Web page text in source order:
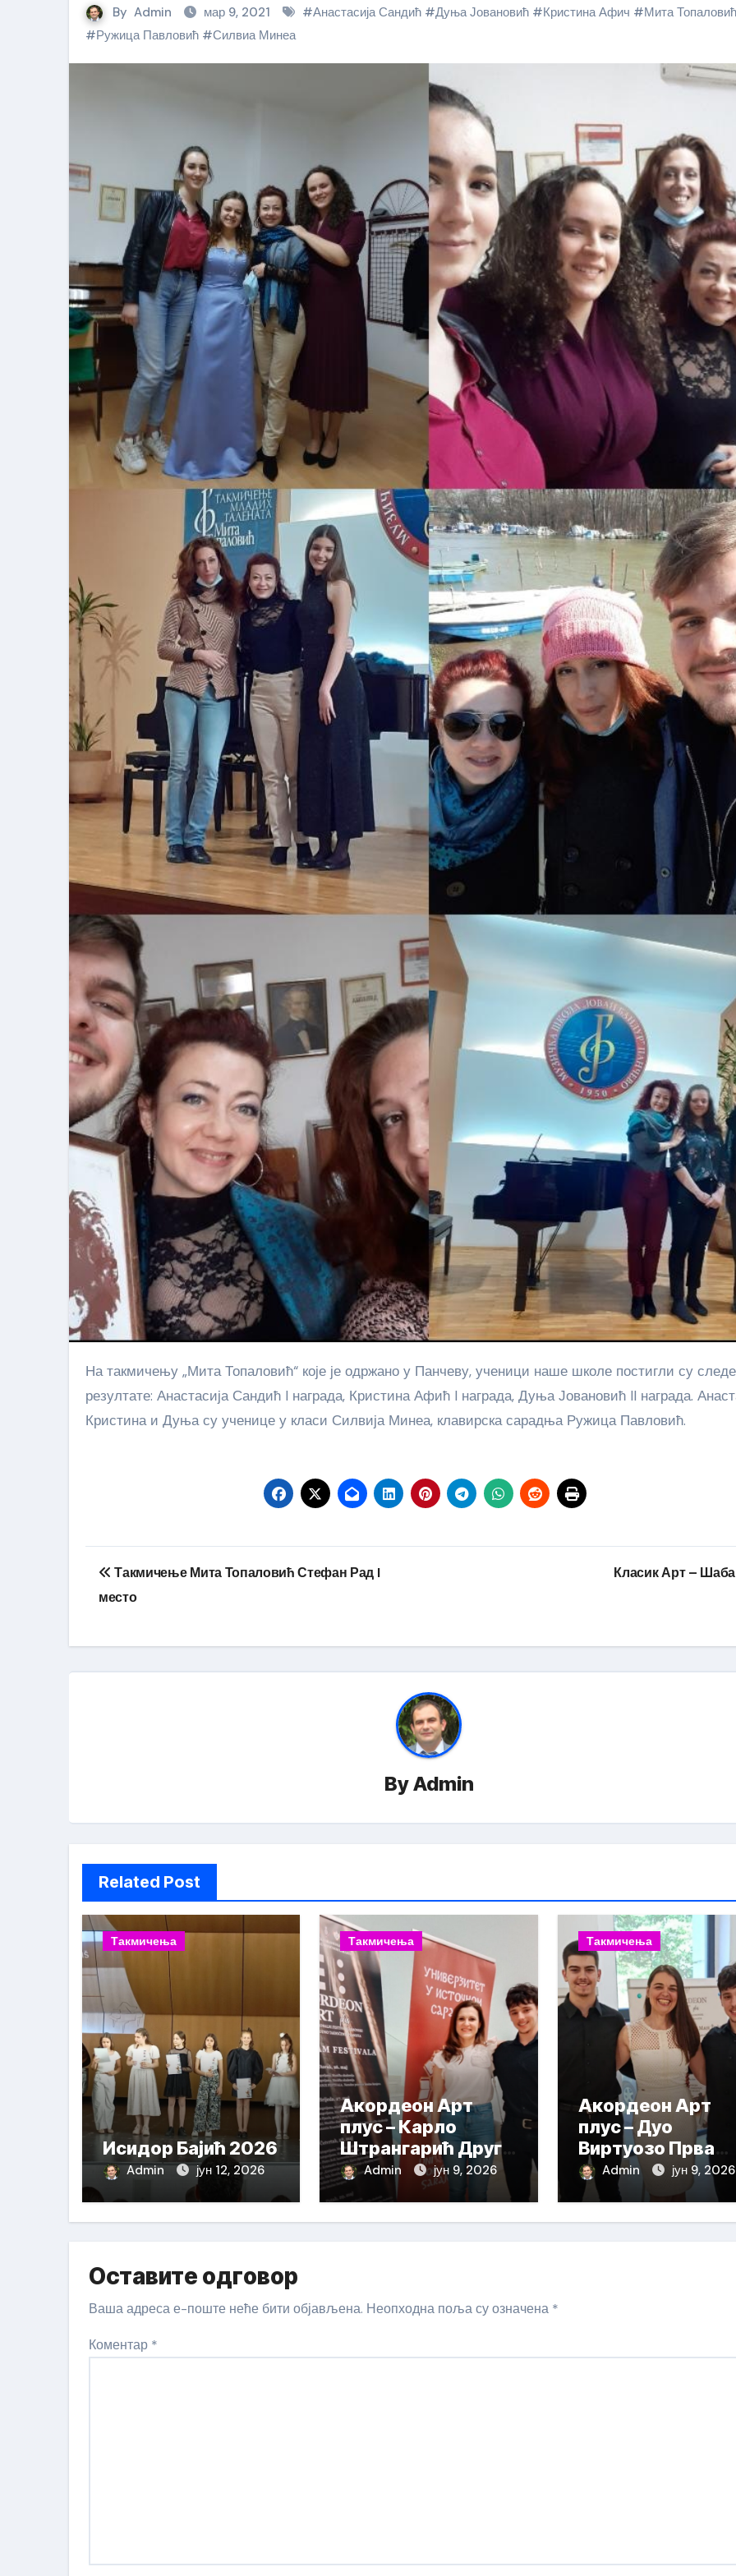
By Admin мар 9, 2021 #Анастасија Сандић #Дуња Јовановић #Кристина Афич #Мита Топаловић
#Ружица Павловић #Силвиа Минеа
На такмичењу „Мита Топаловић“ које је одржано у Панчеву, ученици наше школе постигли су следеће
резултате: Анастасија Сандић I награда, Кристина Афић I награда, Дуња Јовановић II награда.
Кристина и Дуња су ученице у класи Силвија Минеа, клавирска сарадња Ружица Павловић.
Кретање
чланка
Такмичење Мита Топаловић Стефан Рад I
место
Класик Арт –
ByAdmin
Related Post
Такмичења
Исидор Бајић 2026
Admin јун 12, 2026
Такмичења
Акордеон Арт
плус – Карло
Штрангарић Друга
Награда
Admin јун 9, 2026
Такмичења
Акордеон Арт
плус – Дуо
Виртуозо Прва
награда
Admin јун 9, 2026
Оставите одговор
Ваша адреса е-поште неће бити објављена. Неопходна поља су означена *
Коментар *